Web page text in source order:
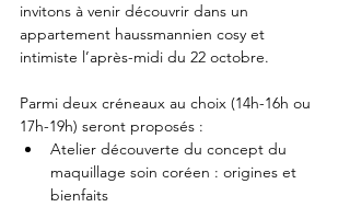
invitons à venir découvrir dans un
appartement haussmannien cosy et
intimiste l’après-midi du 22 octobre.
Parmi deux créneaux au choix (14h-16h ou
17h-19h) seront proposés :
Atelier découverte du concept du
maquillage soin coréen : origines et
bienfaits